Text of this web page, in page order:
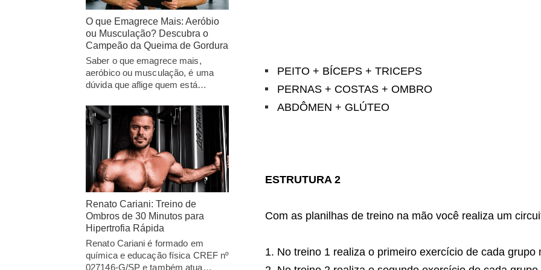
PEITO + BÍCEPS + TRICEPS
PERNAS + COSTAS + OMBRO
ABDÔMEN + GLÚTEO
ESTRUTURA 2
Com as planilhas de treino na mão você realiza um
No treino 1 realiza o primeiro exercício de cada grupo
O que Emagrece Mais: Aeróbio
ou Musculação? Descubra o
Campeão da Queima de Gordura
Saber o que emagrece mais,
aeróbico ou musculação, é uma
dúvida que aflige quem está…
Renato Cariani: Treino de
Ombros de 30 Minutos para
Hipertrofia Rápida
Renato Cariani é formado em
química e educação física CREF nº
027146-G/SP e também atua…